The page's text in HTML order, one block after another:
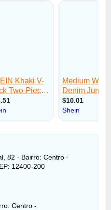
82 - Bairro: Centro -
12400-200
Centro -